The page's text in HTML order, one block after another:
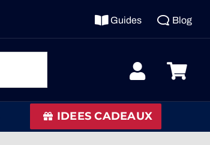
Guides Blog
IDEES CADEAUX